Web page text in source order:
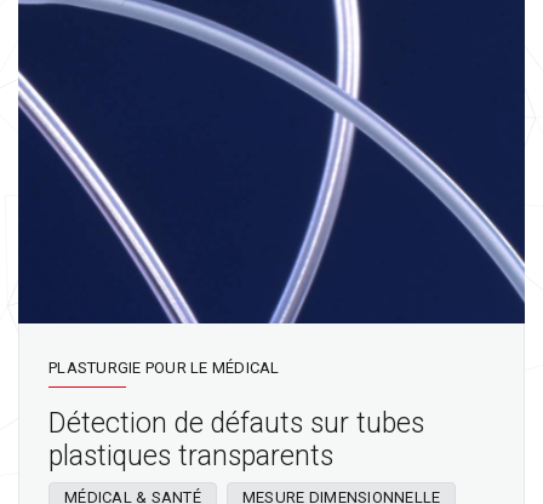
PLASTURGIE POUR LE MÉDICAL
Détection de défauts sur tubes
plastiques transparents
MÉDICAL & SANTÉ MESURE DIMENSIONNELLE